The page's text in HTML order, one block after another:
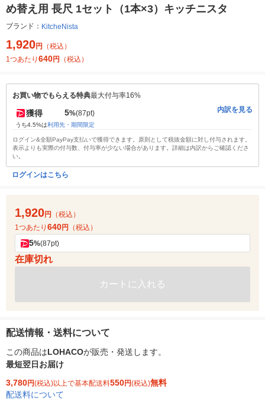
め替え用 長尺 1セット（1本×3）キッチニスタ
ブランド： KitcheNista
1,920円
（税込）
1つあたり 640円 （税込）
お買い物でもらえる特典最大付与率16%
獲得 5%(87pt)
うち4.5%は利用先・期間限定
内訳を見る
ログイン&全額PayPay支払いで獲得できます。原則として税抜金額に対し付与されます。
表示よりも実際の付与数、付与率が少ない場合があります。詳細は内訳からご確認くださ
い。
ログインはこちら
1,920円
（税込）
1つあたり 640円 （税込）
5%(87pt)
在庫切れ
カートに入れる
配送情報・送料について
この商品はLOHACOが販売・発送します。
最短翌日お届け
3,780円(税込)以上で基本配送料550円(税込)無料
配送料について